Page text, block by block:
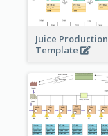
Juice Production
Template